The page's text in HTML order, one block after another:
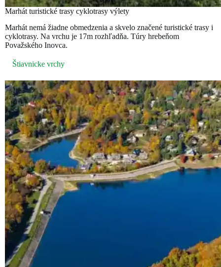
Marhát turistické trasy cyklotrasy výlety
Marhát nemá žiadne obmedzenia a skvelo značené turistické trasy i
cyklotrasy. Na vrchu je 17m rozhľadňa. Túry hrebeňom
Považského Inovca.
Štiavnicke vrchy